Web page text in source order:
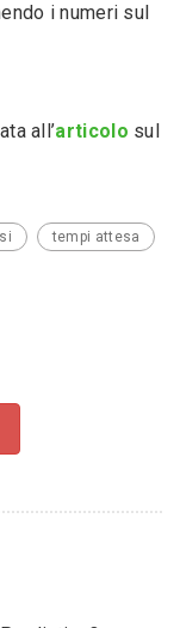
i numeri sul
all’articolo sul
tempi attesa